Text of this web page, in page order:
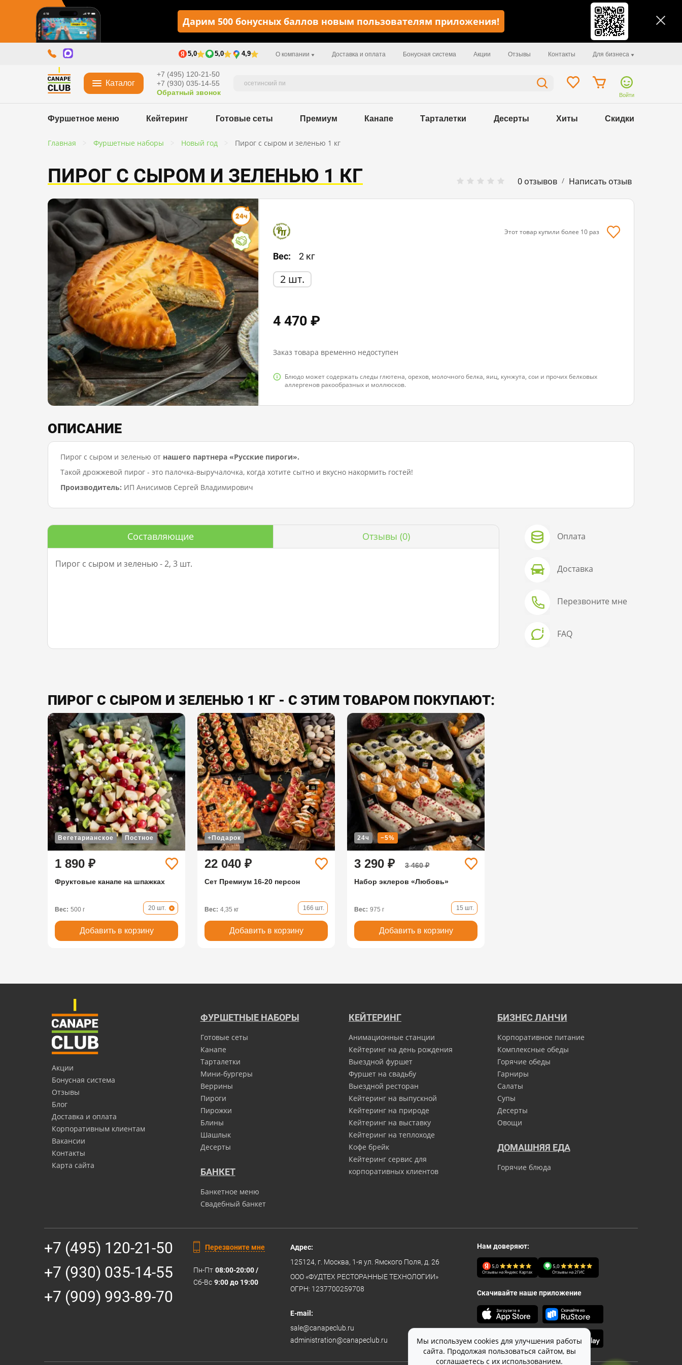
Дарим 500 бонусных баллов новым пользователям приложения!
5,0 5,0 4,9 О компании Доставка и оплата Бонусная система Акции Отзывы Контакты Для бизнеса
Каталог
+7 (495) 120-21-50
+7 (930) 035-14-55
Обратный звонок
Войти
Фуршетное меню Кейтеринг Готовые сеты Премиум Канапе Тарталетки Десерты Хиты Скидки
Главная Фуршетные наборы Новый год Пирог с сыром и зеленью 1 кг
ПИРОГ С СЫРОМ И ЗЕЛЕНЬЮ 1 КГ 0 отзывов / Написать отзыв
Этот товар купили более 10раз
Вес: 2 кг
2 шт.
4 470 ₽
Заказ товара временно недоступен
Блюдо может содержать следы глютена, орехов, молочного белка, яиц, кунжута, сои и прочих белковых
аллергенов ракообразных и моллюсков.
ОПИСАНИЕ
Пирог с сыром и зеленью от нашего партнера «Русские пироги».
Такой дрожжевой пирог - это палочка-выручалочка, когда хотите сытно и вкусно накормить гостей!
Производитель: ИП Анисимов Сергей Владимирович
Составляющие Отзывы (0)
Пирог с сыром и зеленью - 2, 3 шт.
Оплата
Доставка
Перезвоните мне
FAQ
ПИРОГ С СЫРОМ И ЗЕЛЕНЬЮ 1 КГ - С ЭТИМ ТОВАРОМ ПОКУПАЮТ:
Вегетарианское Постное
1 890 ₽
Фруктовые канапе на шпажках
Вес: 500 г 20 шт.
Добавить в корзину
+Подарок
22 040 ₽
Сет Премиум 16-20 персон
Вес: 4,35 кг 166 шт.
Добавить в корзину
24ч −5%
3 290 ₽
3 460 ₽
Набор эклеров «Любовь»
Вес: 975 г 15 шт.
Добавить в корзину
Акции
Бонусная система
Отзывы
Блог
Доставка и оплата
Корпоративным клиентам
Вакансии
Контакты
Карта сайта
ФУРШЕТНЫЕ НАБОРЫ
Готовые сеты
Канапе
Тарталетки
Мини-бургеры
Веррины
Пироги
Пирожки
Блины
Шашлык
Десерты
БАНКЕТ
Банкетное меню
Свадебный банкет
КЕЙТЕРИНГ
Анимационные станции
Кейтеринг на день рождения
Выездной фуршет
Фуршет на свадьбу
Выездной ресторан
Кейтеринг на выпускной
Кейтеринг на природе
Кейтеринг на выставку
Кейтеринг на теплоходе
Кофе брейк
Кейтеринг сервис для
корпоративных клиентов
БИЗНЕС ЛАНЧИ
Корпоративное питание
Комплексные обеды
Горячие обеды
Гарниры
Салаты
Супы
Десерты
Овощи
ДОМАШНЯЯ ЕДА
Горячие блюда
+7 (495) 120-21-50
+7 (930) 035-14-55
+7 (909) 993-89-70
Пн-Пт 08:00-20:00 /
Сб-Вс 9:00 до 19:00
Перезвоните мне
Адрес:
125124, г. Москва, 1-я ул. Ямского Поля, д. 26
ООО «ФУДТЕХ РЕСТОРАННЫЕ ТЕХНОЛОГИИ»
ОГРН: 1237700259708
E-mail:
sale@canapeclub.ru
administration@canapeclub.ru
Нам доверяют:
5,0
Отзывы на Яндекс Картах
5,0
Отзывы на 2ГИС
Скачивайте наше приложение
Мы используем cookies для улучшения работы
сайта. Продолжая пользоваться сайтом, вы
соглашаетесь с их использованием.